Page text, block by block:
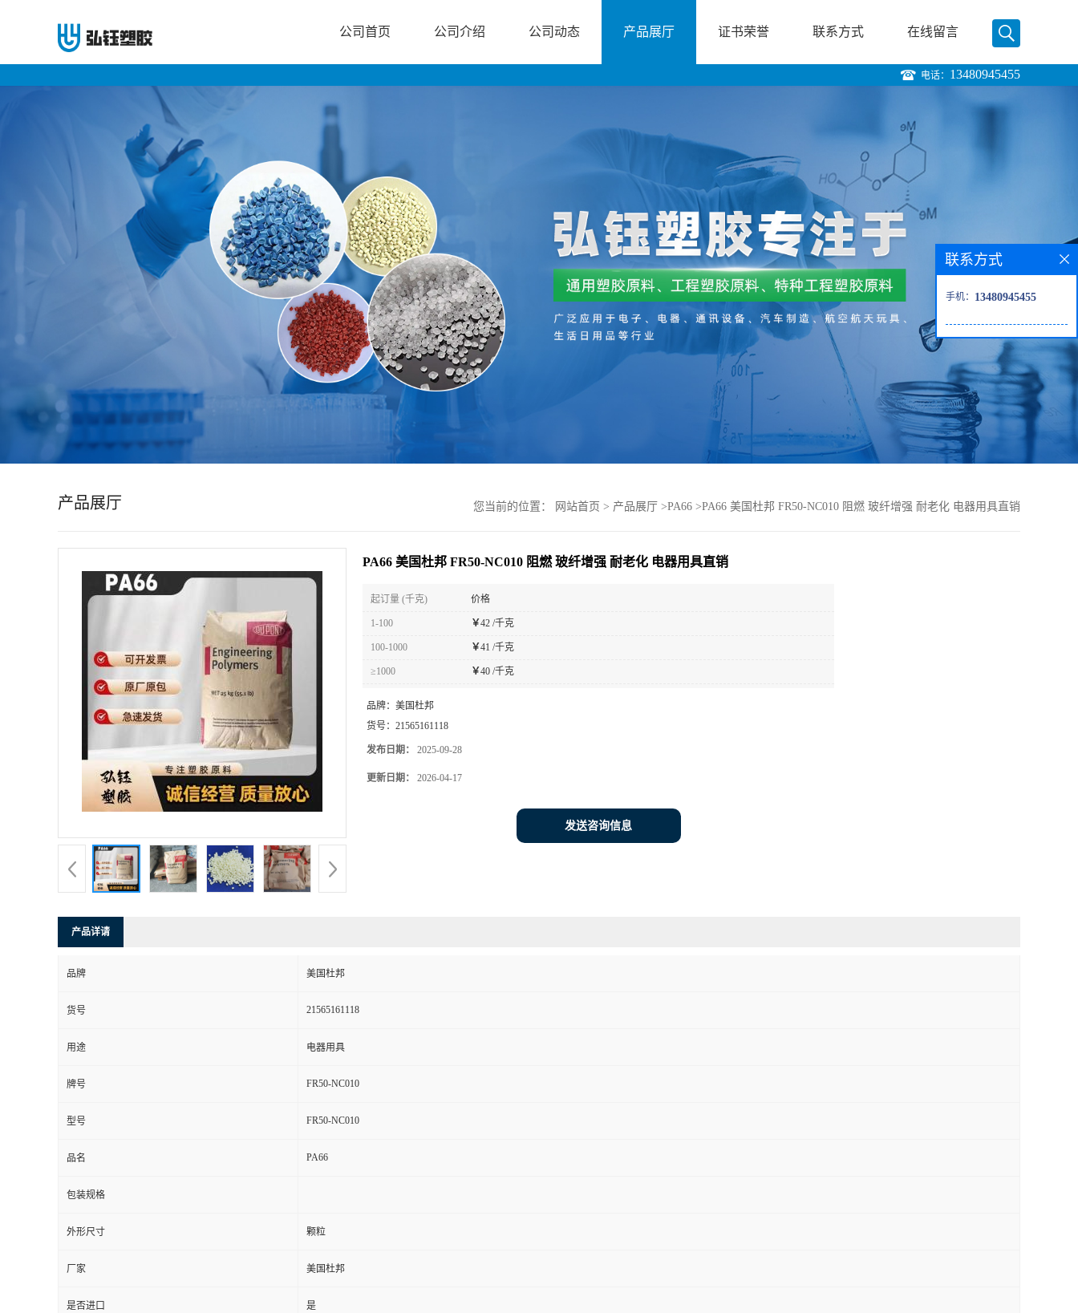
动
公司首页 公司介绍 公司动态 产品展厅 证书荣誉 联系方式 在线留言
电话： 13480945455
产品展厅 您当前的位置： 网站首页 > 产品展厅 >PA66 >PA66 美国杜邦 FR50-NC010 阻燃 玻纤增强 耐老化 电器用具直销
PA66 美国杜邦 FR50-NC010 阻燃 玻纤增强 耐老化 电器用具直销
起订量 (千克) 价格
1-100 ￥42 /千克
100-1000 ￥41 /千克
≥1000 ￥40 /千克
品牌： 美国杜邦
货号： 21565161118
发布日期： 2025-09-28
更新日期： 2026-04-17
发送咨询信息
产品详请
品牌 美国杜邦
货号 21565161118
用途 电器用具
牌号 FR50-NC010
型号 FR50-NC010
品名 PA66
包装规格
外形尺寸 颗粒
厂家 美国杜邦
是否进口 是
联系方式
手机： 13480945455